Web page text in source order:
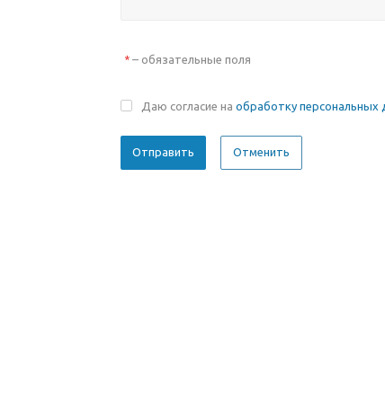
*– обязательные поля
Даю согласие на обработку персональных
Отменить